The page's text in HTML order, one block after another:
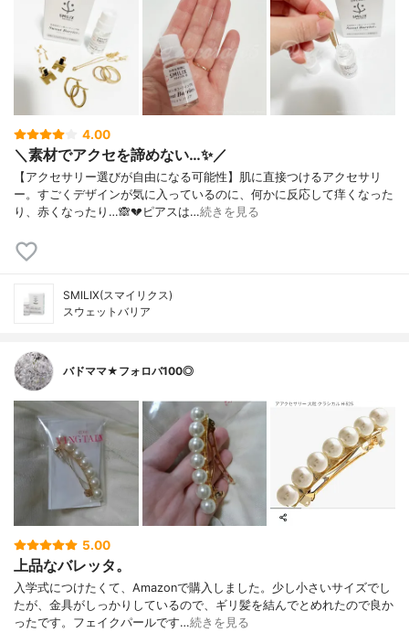
4.00
＼素材でアクセを諦めない…✨／
【アクセサリー選びが自由になる可能性】肌に直接つけるアクセサリ
ー。⁡すごくデザインが気に入っているのに、何かに反応して痒くなった
り、赤くなったり…🙈💔⁡ピアスは…続きを見る
SMILIX(スマイリクス)
スウェットバリア
バドママ★フォロバ100◎
5.00
上品なバレッタ。
入学式につけたくて、Amazonで購入しました。少し小さいサイズでし
たが、金具がしっかりしているので、ギリ髪を結んでとめれたので良か
ったです。フェイクパールです…続きを見る